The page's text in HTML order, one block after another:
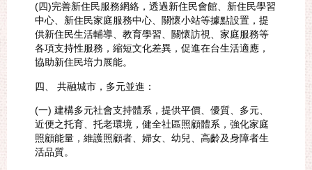
(四)完善新住民服務網絡，透過新住民會館、新住民學習
中心、新住民家庭服務中心、關懷小站等據點設置，提
供新住民生活輔導、教育學習、關懷訪視、家庭服務等
各項支持性服務，縮短文化差異，促進在台生活適應，
協助新住民培力展能。
四、 共融城市，多元並進：
(一) 建構多元社會支持體系，提供平價、優質、多元、
近便之托育、托老環境，健全社區照顧體系，強化家庭
照顧能量，維護照顧者、婦女、幼兒、高齡及身障者生
活品質。